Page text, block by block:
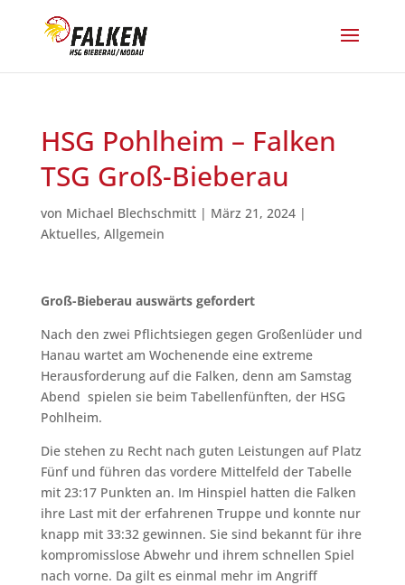
HSG Pohlheim – Falken
TSG Groß-Bieberau
von Michael Blechschmitt| März 21, 2024|
Aktuelles, Allgemein
Groß-Bieberau auswärts gefordert
Nach den zwei Pflichtsiegen gegen Großenlüder und
Hanau wartet am Wochenende eine extreme
Herausforderung auf die Falken, denn am Samstag
Abend spielen sie beim Tabellenfünften, der HSG
Pohlheim.
Die stehen zu Recht nach guten Leistungen auf Platz
Fünf und führen das vordere Mittelfeld der Tabelle
mit 23:17 Punkten an. Im Hinspiel hatten die Falken
ihre Last mit der erfahrenen Truppe und konnte nur
knapp mit 33:32 gewinnen. Sie sind bekannt für ihre
kompromisslose Abwehr und ihrem schnellen Spiel
nach vorne. Da gilt es einmal mehr im Angriff